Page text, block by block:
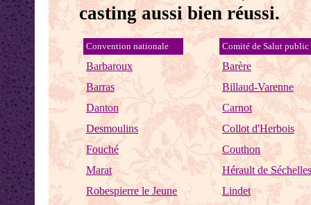
casting aussi bien réussi.
Convention nationale Comité de Salut public
Barbaroux
Barère
Barras
Billaud-Varenne
Danton
Carnot
Desmoulins
Collot d'Herbois
Fouché
Couthon
Marat
Hérault de Séchelles
Robespierre le Jeune
Lindet